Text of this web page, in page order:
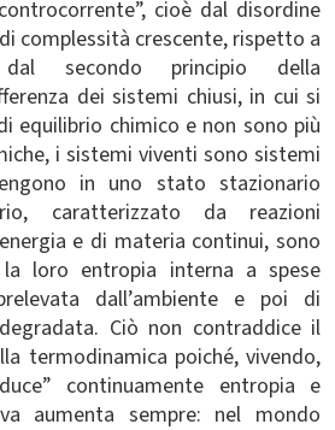
cioè dal disordine
complessità crescente, rispetto a
secondo principio della
dei sistemi chiusi, in cui si
equilibrio chimico e non sono più
i sistemi viventi sono sistemi
in uno stato stazionario
caratterizzato da reazioni
e di materia continui, sono
loro entropia interna a spese
dall’ambiente e poi di
Ciò non contraddice il
termodinamica poiché, vivendo,
continuamente entropia e
aumenta sempre: nel mondo